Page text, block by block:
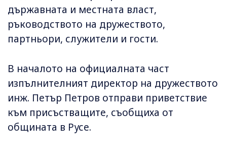
държавната и местната власт,
ръководството на дружеството,
партньори, служители и гости.
В началото на официалната част
изпълнителният директор на дружеството
инж. Петър Петров отправи приветствие
към присъстващите, съобщиха от
общината в Русе.